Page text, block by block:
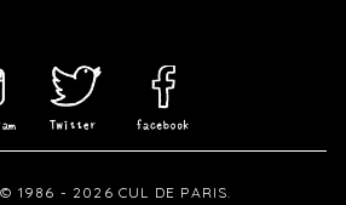
1986 - 2026 CUL DE PARIS.